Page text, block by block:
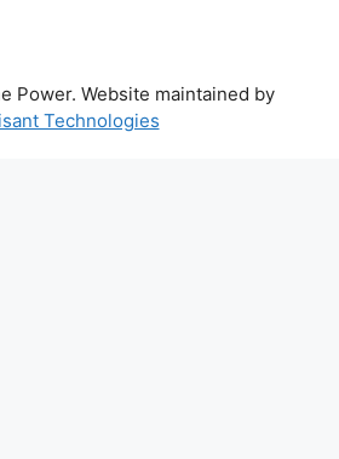
Power. Website maintained by
Technologies